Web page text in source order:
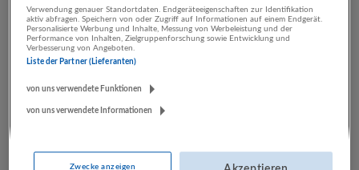
Wals-Siezenheim
Bau
Verwendung genauer Standortdaten. Endgeräteeigenschaften zur Identifikation
aktiv abfragen. Speichern von oder Zugriff auf Informationen auf einem Endgerät.
Personalisierte Werbung und Inhalte, Messung von Werbeleistung und der
Performance von Inhalten, Zielgruppenforschung sowie Entwicklung und
Verbesserung von Angeboten.
Liste der Partner (Lieferanten)
von uns verwendete Funktionen
von uns verwendete Informationen
Zwecke anzeigen